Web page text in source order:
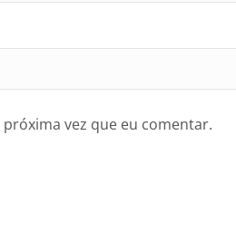
vez que eu comentar.